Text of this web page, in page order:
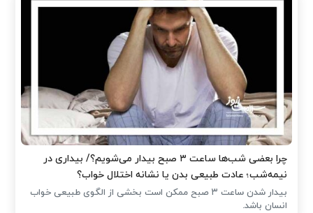
چرا بعضی شب‌ها ساعت ۳ صبح بیدار می‌شویم؟/ بیداری در
نیمه‌شب؛ عادت طبیعی بدن یا نشانه اختلال خواب؟
بیدار شدن ساعت ۳ صبح ممکن است بخشی از الگوی طبیعی خواب
انسان باشد.